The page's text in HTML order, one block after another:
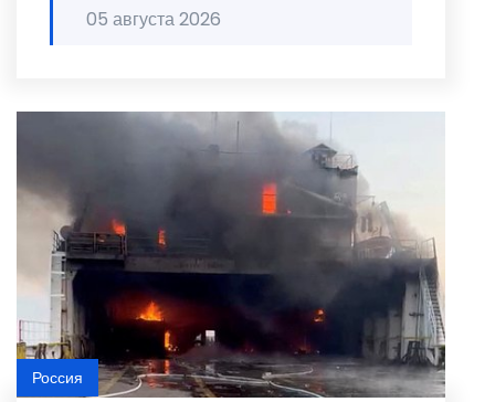
05 августа 2026
Россия